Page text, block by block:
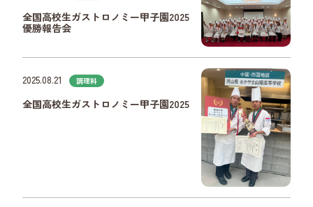
全国高校生ガストロノミー甲子園2025
優勝報告会
2025.08.21 調理科
全国高校生ガストロノミー甲子園2025